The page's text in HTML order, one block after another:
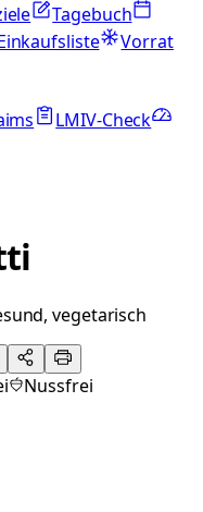
Tagebuch
Vorrat
LMIV-Check
vegetarisch
Nussfrei